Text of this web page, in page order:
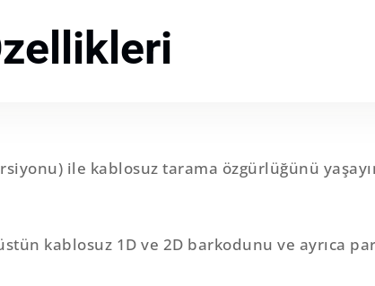
ile kablosuz tarama özgürlüğünü
kablosuz 1D ve 2D barkodunu ve ayrıca